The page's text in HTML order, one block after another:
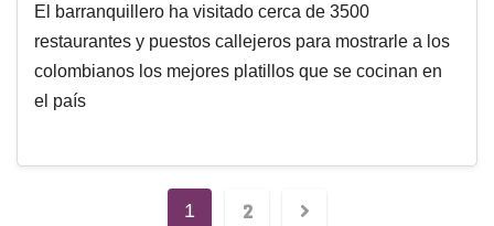
El barranquillero ha visitado cerca de 3500
restaurantes y puestos callejeros para mostrarle a los
colombianos los mejores platillos que se cocinan en
el país
1 2